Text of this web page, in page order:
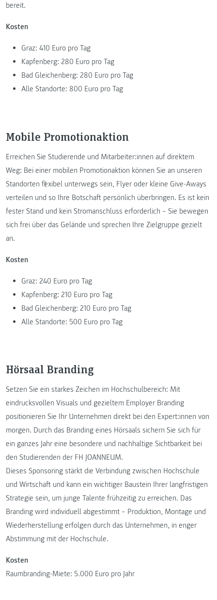
bereit.
Kosten
Graz: 410 Euro pro Tag
Kapfenberg: 280 Euro pro Tag
Bad Gleichenberg: 280 Euro pro Tag
Alle Standorte: 800 Euro pro Tag
Mobile Promotionaktion
Erreichen Sie Studierende und Mitarbeiter:innen auf direktem
Weg: Bei einer mobilen Promotionaktion können Sie an unseren
Standorten flexibel unterwegs sein, Flyer oder kleine Give-Aways
verteilen und so Ihre Botschaft persönlich überbringen. Es ist kein
fester Stand und kein Stromanschluss erforderlich – Sie bewegen
sich frei über das Gelände und sprechen Ihre Zielgruppe gezielt
an.
Kosten
Graz: 240 Euro pro Tag
Kapfenberg: 210 Euro pro Tag
Bad Gleichenberg: 210 Euro pro Tag
Alle Standorte: 500 Euro pro Tag
Hörsaal Branding
Setzen Sie ein starkes Zeichen im Hochschulbereich: Mit
eindrucksvollen Visuals und gezieltem Employer Branding
positionieren Sie Ihr Unternehmen direkt bei den Expert:innen von
morgen. Durch das Branding eines Hörsaals sichern Sie sich für
ein ganzes Jahr eine besondere und nachhaltige Sichtbarkeit bei
den Studierenden der FH JOANNEUM.
Dieses Sponsoring stärkt die Verbindung zwischen Hochschule
und Wirtschaft und kann ein wichtiger Baustein Ihrer langfristigen
Strategie sein, um junge Talente frühzeitig zu erreichen. Das
Branding wird individuell abgestimmt – Produktion, Montage und
Wiederherstellung erfolgen durch das Unternehmen, in enger
Abstimmung mit der Hochschule.
Kosten
Raumbranding-Miete: 5.000 Euro pro Jahr